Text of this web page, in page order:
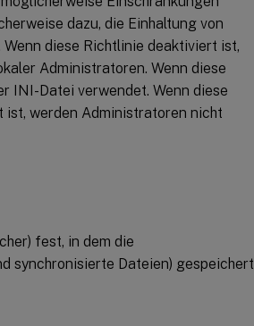
dazu, die Einhaltung von
diese Richtlinie deaktiviert ist,
Administratoren. Wenn diese
INI-Datei verwendet. Wenn diese
werden Administratoren nicht
fest, in dem die
synchronisierte Dateien) gespeichert